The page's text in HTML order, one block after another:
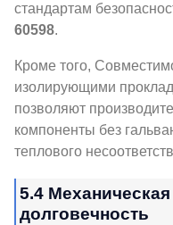
стандартам
60598.
Кроме того,
изолирующими
позволяют
компоненты без
теплового
5.4
долговечность